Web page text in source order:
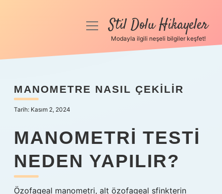
Anasayfa
Yasal Uyarı
menüyüStil Dolu Hikayeler
Modayla ilgili neşeli bilgiler keşfet!
MANOMETRE NASIL ÇEKILIR
Tarih: Kasım 2, 2024
MANOMETRI TESTI
NEDEN YAPILIR?
Özofageal manometri, alt özofageal sfinkterin